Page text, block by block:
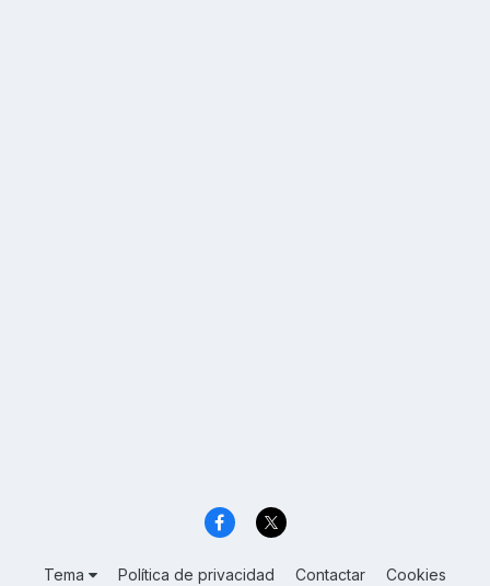
Tema Política de privacidad Contactar Cookies